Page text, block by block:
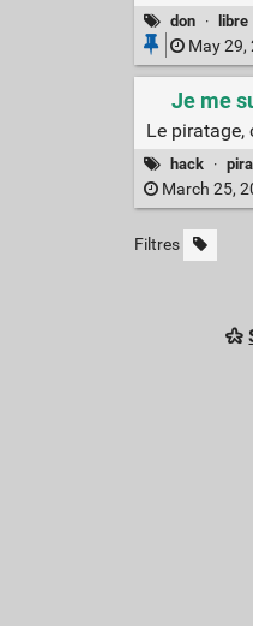
don · libre
May 29,
Je me
Le piratage,
hack ·
March 25,
Filtres